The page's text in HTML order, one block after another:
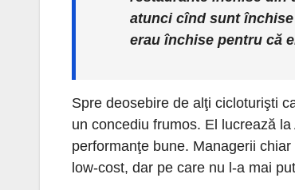
atunci cînd sunt
erau închise pentru că
Spre deosebire de alţi cicloturişti
un concediu frumos. El lucrează
performanţe bune. Managerii
low-cost, dar pe care nu l-a mai